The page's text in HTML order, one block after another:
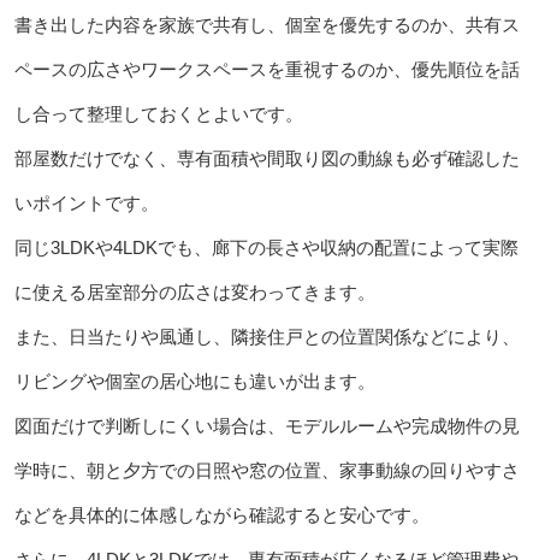
書き出した内容を家族で共有し、個室を優先するのか、共有ス
ペースの広さやワークスペースを重視するのか、優先順位を話
し合って整理しておくとよいです。
部屋数だけでなく、専有面積や間取り図の動線も必ず確認した
いポイントです。
同じ3LDKや4LDKでも、廊下の長さや収納の配置によって実際
に使える居室部分の広さは変わってきます。
また、日当たりや風通し、隣接住戸との位置関係などにより、
リビングや個室の居心地にも違いが出ます。
図面だけで判断しにくい場合は、モデルルームや完成物件の見
学時に、朝と夕方での日照や窓の位置、家事動線の回りやすさ
などを具体的に体感しながら確認すると安心です。